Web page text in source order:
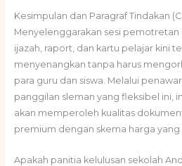
Kesimpulan dan Paragraf Tindakan
Menyelenggarakan sesi pemotretan
ijazah, raport, dan kartu pelajar kini
menyenangkan tanpa harus
para guru dan siswa. Melalui
panggilan sleman yang fleksibel ini,
akan memperoleh kualitas
premium dengan skema harga
Apakah panitia kelulusan sekolah